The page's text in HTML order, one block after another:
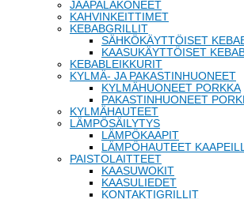
JÄÄPALAKONEET
KAHVINKEITTIMET
KEBABGRILLIT
SÄHKÖKÄYTTÖISET
KAASUKÄYTTÖISET
KEBABLEIKKURIT
KYLMÄ- JA PAKASTINHUONEET
KYLMÄHUONEET PORKKA
PAKASTINHUONEET
KYLMÄHAUTEET
LÄMPÖSÄILYTYS
LÄMPÖKAAPIT
LÄMPÖHAUTEET
PAISTOLAITTEET
KAASUWOKIT
KAASULIEDET
KONTAKTIGRILLIT